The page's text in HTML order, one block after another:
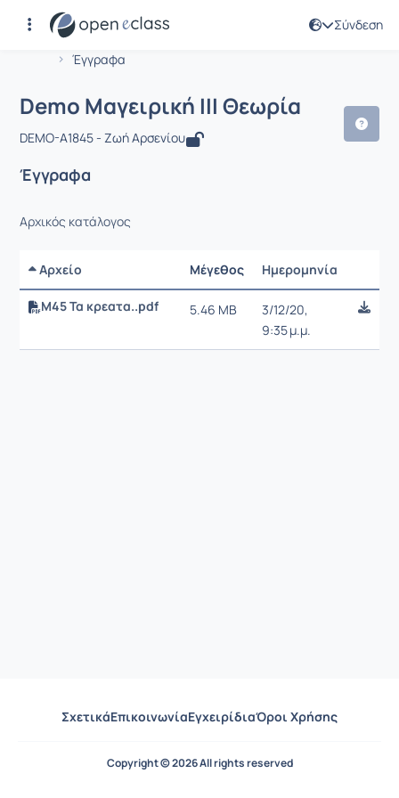
Σύνδεση
Αρχική Σελίδα
Έγγραφα
Μάθημα : Demo Μαγειρική ΙΙΙ Θεωρία
Demo Μαγειρική ΙΙΙ Θεωρία
DEMO-A1845 - Ζωή Αρσενίου
Έγγραφα
Αρχικός κατάλογος
Αρχείο Μέγεθος Ημερομηνία
Μ45 Τα κρεατα..pdf
5.46 MB
3/12/20,
9:35 μ.μ.
ΣχετικάΕπικοινωνίαΕγχειρίδιαΌροι Χρήσης
Copyright © 2026 All rights reserved